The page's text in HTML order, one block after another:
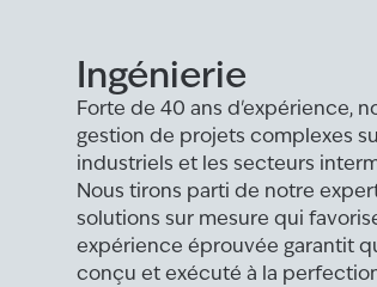
Ingénierie
Forte de 40 ans d'expérience,
gestion de projets complexes
industriels et les secteurs
Nous tirons parti de notre
solutions sur mesure qui
expérience éprouvée garantit
conçu et exécuté à la